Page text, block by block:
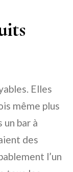
Elles
même plus
un bar à
des
l’un